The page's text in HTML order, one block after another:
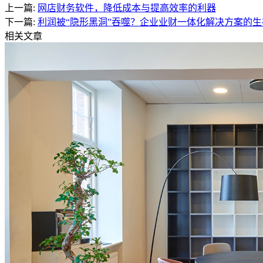
上一篇: 网店财务软件，降低成本与提高效率的利器
下一篇: 利润被“隐形黑洞”吞噬？企业业财一体化解决方案的
相关文章